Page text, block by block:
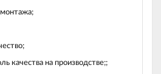
качества на производстве;;